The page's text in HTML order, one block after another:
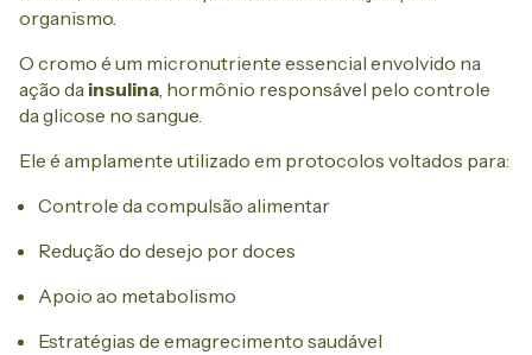
organismo.
O cromo é um micronutriente essencial envolvido na
ação da insulina, hormônio responsável pelo controle
da glicose no sangue.
Ele é amplamente utilizado em protocolos voltados para:
Controle da compulsão alimentar
Redução do desejo por doces
Apoio ao metabolismo
Estratégias de emagrecimento saudável